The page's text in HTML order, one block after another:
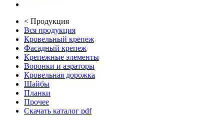
< Продукция
Вся продукция
Кровельный крепеж
Фасадный крепеж
Крепежные элементы
Воронки и аэраторы
Кровельная дорожка
Шайбы
Планки
Прочее
Скачать каталог pdf